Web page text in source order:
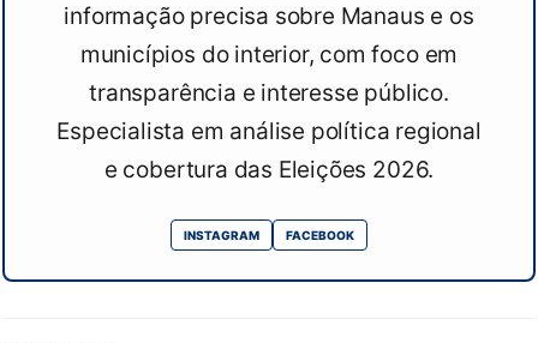
informação precisa sobre Manaus e os
municípios do interior, com foco em
transparência e interesse público.
Especialista em análise política regional
e cobertura das Eleições 2026.
INSTAGRAM FACEBOOK